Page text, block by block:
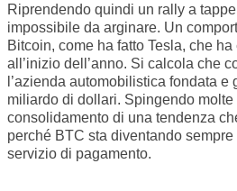
Riprendendo quindi un rally a
impossibile da arginare. Un
Bitcoin, come ha fatto Tesla, che
all’inizio dell’anno. Si calcola che
l’azienda automobilistica fondata
miliardo di dollari. Spingendo
consolidamento di una tendenza
perché BTC sta diventando
servizio di pagamento.